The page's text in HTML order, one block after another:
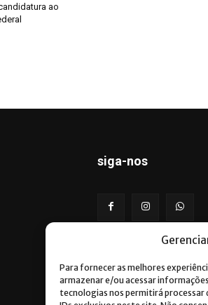
Para fornecer as melhores
armazenar e/ou acessar
tecnologias nos permitirá
ao
siga-nos